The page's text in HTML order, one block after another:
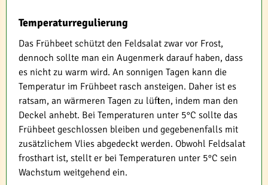
Temperaturregulierung
Das Frühbeet schützt den Feldsalat zwar vor Frost,
dennoch sollte man ein Augenmerk darauf haben, dass
es nicht zu warm wird. An sonnigen Tagen kann die
Temperatur im Frühbeet rasch ansteigen. Daher ist es
ratsam, an wärmeren Tagen zu lüften, indem man den
Deckel anhebt. Bei Temperaturen unter 5°C sollte das
Frühbeet geschlossen bleiben und gegebenenfalls mit
zusätzlichem Vlies abgedeckt werden. Obwohl Feldsalat
frosthart ist, stellt er bei Temperaturen unter 5°C sein
Wachstum weitgehend ein.